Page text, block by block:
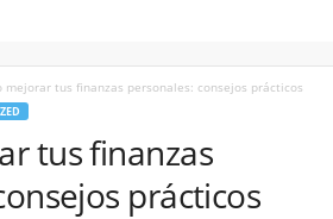
mejorar tus finanzas personales: consejos prácticos
tus finanzas
prácticos